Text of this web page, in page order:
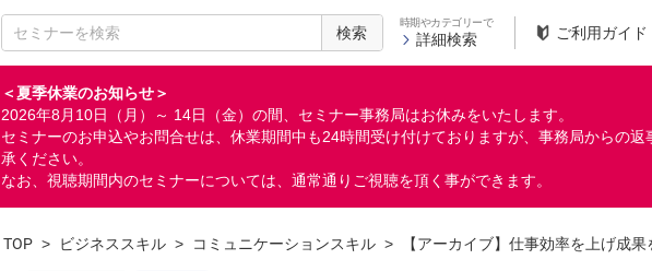
検索
時期やカテゴリーで
詳細検索 ご利用ガイド
＜夏季休業のお知らせ＞
2026年8月10日（月）～ 14日（金）の間、セミナー事務局はお休みをいたします。
セミナーのお申込やお問合せは、休業期間中も24時間受け付けておりますが、事務局からの
承ください。
なお、視聴期間内のセミナーについては、通常通りご視聴を頂く事ができます。
TOP > ビジネススキル > コミュニケーションスキル > 【アーカイブ】仕事効率を上げ成